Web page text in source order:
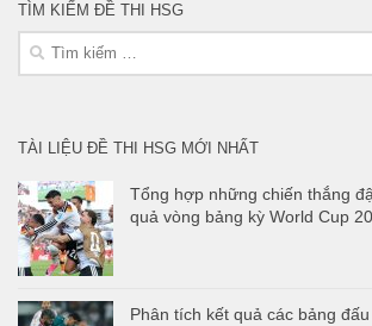
TÌM KIẾM ĐỀ THI HSG
Tìm
kiếm
TÀI LIỆU ĐỀ THI HSG MỚI NHẤT
Tổng hợp những chiến thắng
quả vòng bảng kỳ World Cup
Phân tích kết quả các bảng